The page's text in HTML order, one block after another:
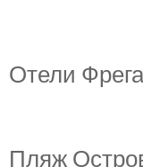
Отели
Пляж